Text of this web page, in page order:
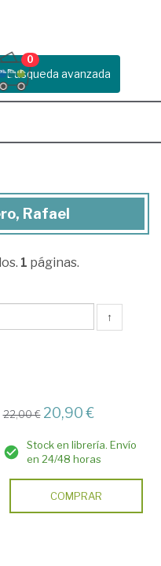
Busqueda avanzada
0
Rafael
1 páginas.
↑
22,00 € 20,90 €
Stock en librería. Envío
en 24/48 horas
COMPRAR